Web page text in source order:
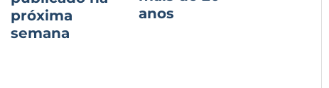
próxima
semana
anos